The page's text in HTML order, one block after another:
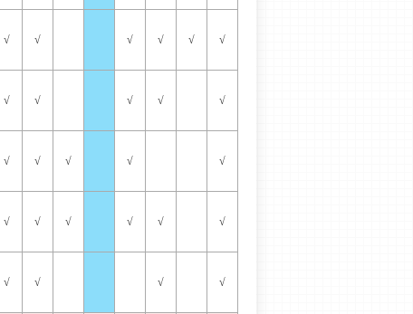
√ √ √ √ √ √
√ √ √ √ √
√ √ √ √ √
√ √ √ √ √ √
√ √ √ √